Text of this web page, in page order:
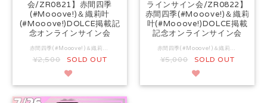
会/ZR0821】赤間四季
(#Mooove!)＆織莉叶
(#Mooove!)DOLCE掲載記
念オンラインサイン会
赤間四季(#Mooove!)＆織莉叶(#Mooove!)のDOLCEの掲載を記念して 8/4(火)にゼロイチファミリアのYouTubeチャンネル【ゼロイチTV】にて オンラインサイン会を行います。 ご購入のお客様を対象にYouTube生配信にて本人直筆サイン＆お客様の宛名入れ＆宛名呼びを行います。 ※サイン会の様子は生配信後も一定期間アーカイブで視聴可能の予定です。 ▼同時開催のツーショットチェキをご希望の方はこちら https://ec.01familia.co.jp/items/142335445 ▼オンラインサイン会開催日 YouTubeチャンネル【ゼロイチTV】にて 8/4(火)17時00分より生配信予定 ※機材等の事情やスケジュールにより開始時間が前後する場合があります。 ★ゼロイチTV はこちら https://www.youtube.com/@TV-oe7fc 是非ご登録ください ▼購入特典 1注文で1人のタレントに対して規定枚数以上のご購入には、特典が付きます。 ①1人のタレントに対して3枚以上のご購入 ⇒購入いただいたタレントのブロマイドA（全1種）1枚 ②1人のタレント5枚以上のご購入 ⇒購入いただいたタレントのブロマイドA（全1種） サイン入り1枚 購入いただいたタレントワイドチェキ サイン無し1枚 ▼購入例 Ａ）別々の注文で、2枚＆1枚購入 ⇒1注文で規定枚数に達していない為、特典対象外です。 Ｂ）1注文で赤間四季を6枚購入 ※5枚特典対象 ⇒赤間四季リモートチェキ6枚 赤間四季ブロマイドA（サイン入り） 1枚 赤間四季ワイドチェキ（サインなし） 1枚 C) 1注文で赤間四季を3枚と織莉叶を2枚 ※3枚特典対象 ⇒赤間四季リモートチェキ3枚 赤間四季ブロマイドA 1枚 織莉叶リモートチェキ2枚 ▼発送予定日 2026年9月中旬からの順次発送を予定しています。 ▼注意事項 ・宛名なし（サインのみ）は指定できません。 ・宛名にはお名前・ニックネーム等のみを記載ください。メッセージを入れても無効となります。 ・名前以外のプライバシー情報（SNSアカウント・メールアドレス等）を入れても無効となります。 ※読み上げの関係上、フリガナもお願いいたします。 ・入力された宛名に、プライバシー情報やメッセージが含まれる場合、またはスタッフが不適切と判断した場合該当内容を変更、削除させていただく場合があります。 (変更後の宛名は本名の名字とさせていただきます。) ・万が一お客様が記載した内容が生配信にて発言された場合による 一切の責任は負いかねます。 ・配信時間の関係で、お客様の記載が配信できない場合があります。 あらかじめご了承ください。 ・チェキ等に関するリクエスト（ポーズ・衣装など）は一切対応できません。
¥2,500 SOLD OUT
ラインサイン会/ZR0822】
赤間四季(#Mooove!)＆織莉
叶(#Mooove!)DOLCE掲載
記念オンラインサイン会
赤間四季(#Mooove!)＆織莉叶(#Mooove!)のDOLCEの掲載を記念して 8/4(火)にゼロイチファミリアのYouTubeチャンネル【ゼロイチTV】にて オンラインサイン会を行います。 本商品は赤間四季＆織莉叶、2人のツーショットチェキとなります。 ご購入のお客様を対象にYouTube生配信にて、赤間四季・織莉叶2人から本人直筆サイン＆お客様の宛名入れ＆宛名呼びを行います。 ※お客様の宛名入れはランダム(赤間四季or織莉叶)となります。予めご了承下さい。 ※サイン会の様子は生配信後も一定期間アーカイブで視聴可能 ▼同時開催のソロチェキをご希望の方はこちら https://ec.01familia.co.jp/items/151758036 ▼オンラインサイン会開催日 YouTubeチャンネル【ゼロイチTV】にて 8/4(火)17時00分より生配信予定 ※機材等の事情やスケジュールにより開始時間が前後する場合があります。 ★ゼロイチTV はこちら https://www.youtube.com/@TV-oe7fc 是非ご登録ください ▼複数購入特典 複数購入特典はございません。 ▼発送予定日 2026年9月中旬からの順次発送を予定しています。 ▼注意事項 ・宛名なし（サインのみ）は指定できません。 ・宛名にはお名前・ニックネーム等のみを記載ください。メッセージを入れても無効となります。 ・名前以外のプライバシー情報（SNSアカウント・メールアドレス等）を入れても無効となります。 ※読み上げの関係上、フリガナもお願いいたします。 ・入力された宛名に、プライバシー情報やメッセージが含まれる場合、またはスタッフが不適切と判断した場合該当内容を変更、削除させていただく場合があります。 (変更後の宛名は本名の名字とさせていただきます。) ・万が一お客様が記載した内容が生配信にて発言された場合による 一切の責任は負いかねます。 ・配信時間の関係で、お客様の記載が配信できない場合があります。 あらかじめご了承ください。 ・チェキ等に関するリクエスト（ポーズ・衣装など）は一切対応できません。
¥5,000 SOLD OUT